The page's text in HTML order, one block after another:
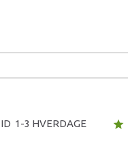
1-3 HVERDAGE star